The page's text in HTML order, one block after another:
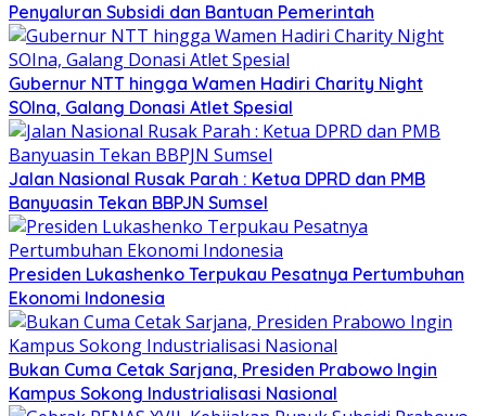
Penyaluran Subsidi dan Bantuan Pemerintah
Gubernur NTT hingga Wamen Hadiri Charity Night
SOIna, Galang Donasi Atlet Spesial
Jalan Nasional Rusak Parah : Ketua DPRD dan PMB
Banyuasin Tekan BBPJN Sumsel
Presiden Lukashenko Terpukau Pesatnya Pertumbuhan
Ekonomi Indonesia
Bukan Cuma Cetak Sarjana, Presiden Prabowo Ingin
Kampus Sokong Industrialisasi Nasional